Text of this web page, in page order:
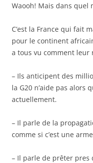
Waooh! Mais dans quel
C’est la France qui fait
pour le continent
a tous vu comment leur
– Ils anticipent des
la G20 n’aide pas alors
actuellement.
– Il parle de la
comme si c’est une
– Il parle de prêter pres